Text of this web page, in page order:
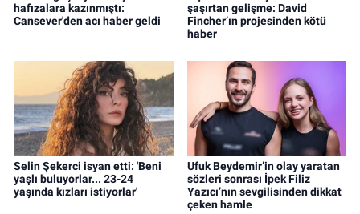
hafızalara kazınmıştı:
Cansever'den acı haber geldi
şaşırtan gelişme: David
Fincher’ın projesinden kötü
haber
Selin Şekerci isyan etti: 'Beni
yaşlı buluyorlar... 23-24
yaşında kızları istiyorlar'
Ufuk Beydemir’in olay yaratan
sözleri sonrası İpek Filiz
Yazıcı’nın sevgilisinden dikkat
çeken hamle